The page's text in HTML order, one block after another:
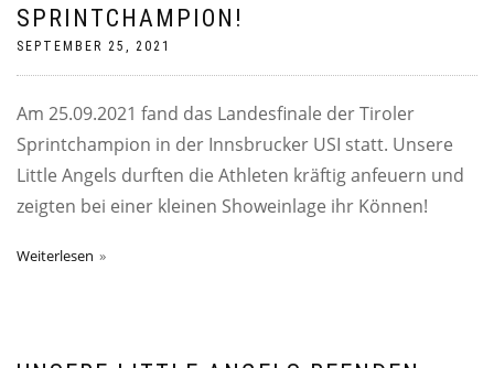
SPRINTCHAMPION!
SEPTEMBER 25, 2021
Am 25.09.2021 fand das Landesfinale der Tiroler
Sprintchampion in der Innsbrucker USI statt. Unsere
Little Angels durften die Athleten kräftig anfeuern und
zeigten bei einer kleinen Showeinlage ihr Können!
Weiterlesen